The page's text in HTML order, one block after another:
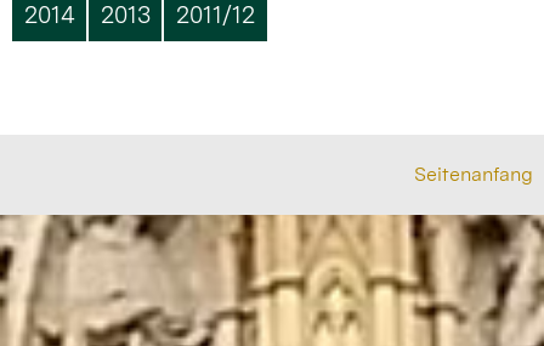
2014
2013 2011/12
Seitenanfang